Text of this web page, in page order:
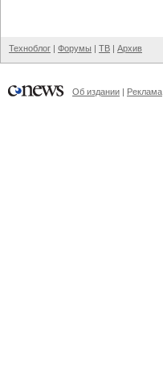
Техноблог | Форумы | ТВ | Архив
Об издании | Реклама